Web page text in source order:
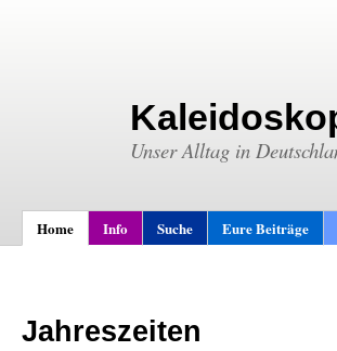
Unser Alltag in
Home Info Suche Eure Beiträge
Jahreszeiten